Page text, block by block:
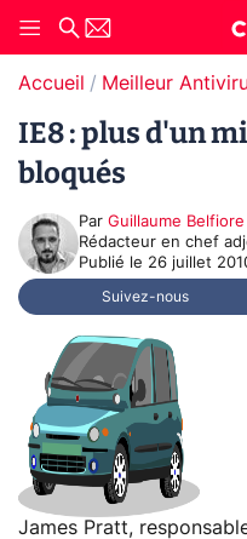
Accueil Meilleur
IE8 : plus d'un
bloqués
Par Guillaume Belfiore
Rédacteur en chef
Publié le 26 juillet
Suivez-nous
James Pratt,